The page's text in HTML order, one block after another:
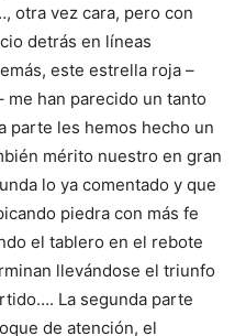
otra vez cara, pero con
detrás en líneas
este estrella roja –
me han parecido un tanto
parte les hemos hecho un
mérito nuestro en gran
lo ya comentado y que
piedra con más fe
el tablero en el rebote
llevándose el triunfo
La segunda parte
de atención, el